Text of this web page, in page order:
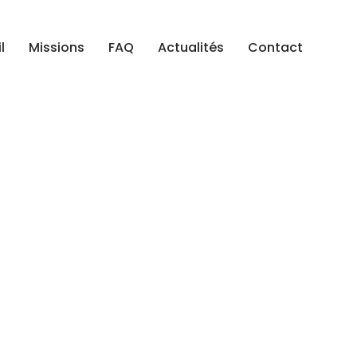
Missions FAQ Actualités Contact